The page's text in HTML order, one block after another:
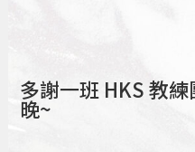
多謝一班 HKS 教
晚~